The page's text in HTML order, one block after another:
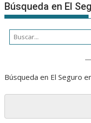
Búsqueda en El
Búsqueda en El Seguro